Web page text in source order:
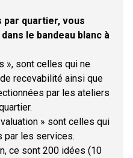
quartier, vous
le bandeau blanc à
», sont celles qui ne
recevabilité ainsi que
par les ateliers
» sont celles qui
par les services.
ce sont 200 idées (10